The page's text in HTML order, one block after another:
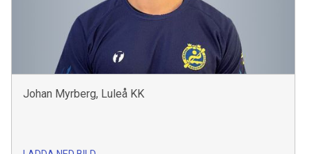
Johan Myrberg, Luleå KK